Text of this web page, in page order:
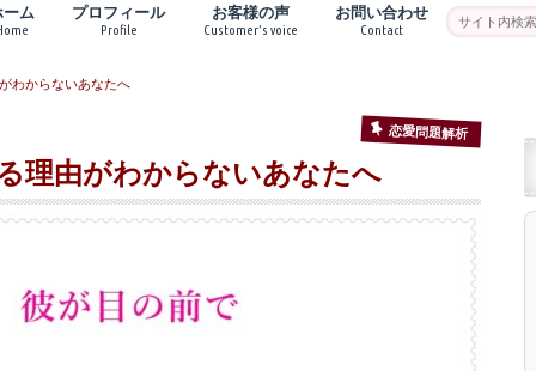
ーム プロフィール
Profile
お客様の声
Customer’s voice
お問い合わせ
Contact
わからないあなたへ
恋愛問題解析
理由がわからないあなたへ